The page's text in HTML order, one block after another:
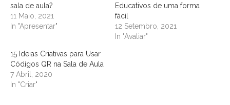
sala de aula?
11 Maio, 2021
In "Apresentar"
Educativos de uma forma
fácil
12 Setembro, 2021
In "Avaliar"
15 Ideias Criativas para Usar
Códigos QR na Sala de Aula
7 Abril, 2020
In "Criar"